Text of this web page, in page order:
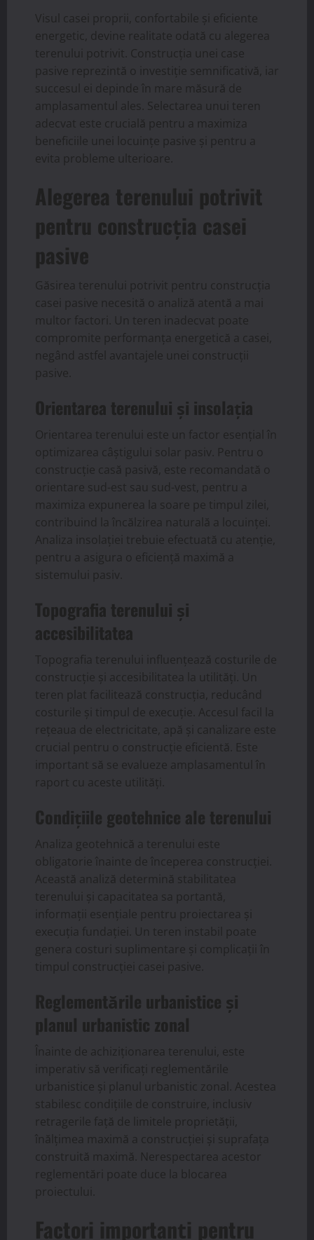
Visul casei proprii, confortabile și eficiente
energetic, devine realitate odată cu alegerea
terenului potrivit. Construcția unei case
pasive reprezintă o investiție semnificativă, iar
succesul ei depinde în mare măsură de
amplasamentul ales. Selectarea unui teren
adecvat este crucială pentru a maximiza
beneficiile unei locuințe pasive și pentru a
evita probleme ulterioare.
Alegerea terenului potrivit
pentru construcția casei
pasive
Găsirea terenului potrivit pentru construcția
casei pasive necesită o analiză atentă a mai
multor factori. Un teren inadecvat poate
compromite performanța energetică a casei,
negând astfel avantajele unei construcții
pasive.
Orientarea terenului și insolația
Orientarea terenului este un factor esențial în
optimizarea câștigului solar pasiv. Pentru o
construcție casă pasivă, este recomandată o
orientare sud-est sau sud-vest, pentru a
maximiza expunerea la soare pe timpul zilei,
contribuind la încălzirea naturală a locuinței.
Analiza insolației trebuie efectuată cu atenție,
pentru a asigura o eficiență maximă a
sistemului pasiv.
Topografia terenului și
accesibilitatea
Topografia terenului influențează costurile de
construcție și accesibilitatea la utilități. Un
teren plat facilitează construcția, reducând
costurile și timpul de execuție. Accesul facil la
rețeaua de electricitate, apă și canalizare este
crucial pentru o construcție eficientă. Este
important să se evalueze amplasamentul în
raport cu aceste utilități.
Condițiile geotehnice ale terenului
Analiza geotehnică a terenului este
obligatorie înainte de începerea construcției.
Această analiză determină stabilitatea
terenului și capacitatea sa portantă,
informații esențiale pentru proiectarea și
execuția fundației. Un teren instabil poate
genera costuri suplimentare și complicații în
timpul construcției casei pasive.
Reglementările urbanistice și
planul urbanistic zonal
Înainte de achiziționarea terenului, este
imperativ să verificați reglementările
urbanistice și planul urbanistic zonal. Acestea
stabilesc condițiile de construire, inclusiv
retragerile față de limitele proprietății,
înălțimea maximă a construcției și suprafața
construită maximă. Nerespectarea acestor
reglementări poate duce la blocarea
proiectului.
Factori importanți pentru